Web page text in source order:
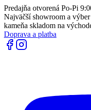
Predajňa otvorená Po-Pi
Najväčší showroom a
kameňa skladom na
Doprava a platba